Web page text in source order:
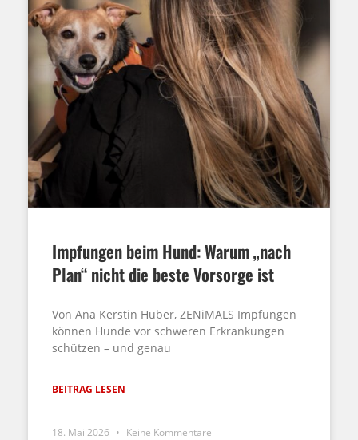
Impfungen beim Hund: Warum „nach
Plan“ nicht die beste Vorsorge ist
Von Ana Kerstin Huber, ZENiMALS Impfungen
können Hunde vor schweren Erkrankungen
schützen – und genau
BEITRAG LESEN
18. Mai 2026 Keine Kommentare